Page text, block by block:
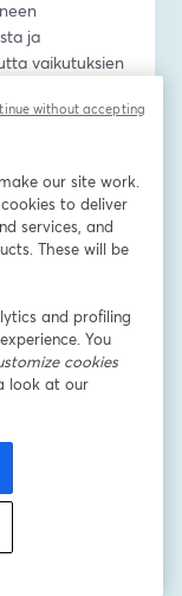
ja
vaikutuksien
että
ja
kulutusta
our site work.
to deliver
services, and
These will be
and profiling
You
cookies
look at our
without accepting